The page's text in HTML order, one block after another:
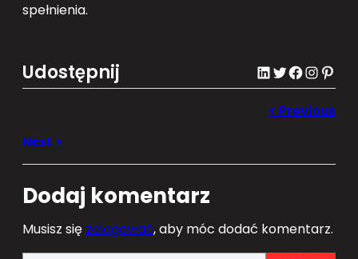
spełnienia.
Udostępnij LinkedIn Twitter Facebook Instagram Pinterest
Dodaj komentarz
Musisz się zalogować, aby móc dodać komentarz.